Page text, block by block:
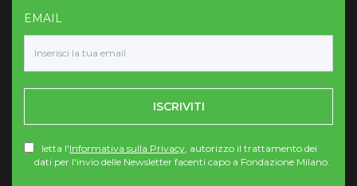
EMAIL
ISCRIVITI
letta l'Informativa sulla Privacy , autorizzo il trattamento dei
dati per l'invio delle Newsletter facenti capo a Fondazione Milano.